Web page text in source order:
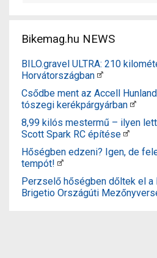
Bikemag.hu NEWS
BILO.gravel ULTRA: 210
Horvátországban
Csődbe ment az Accell
tószegi kerékpárgyárban
8,99 kilós mestermű – ilyen
Scott Spark RC építése
Hőségben edzeni? Igen, de
tempót!
Perzselő hőségben dőltek el a
Brigetio Országúti